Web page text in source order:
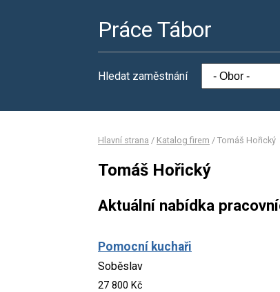
Práce Tábor
Hledat zaměstnání
Hlavní strana / Katalog firem / Tomáš Hořický
Tomáš Hořický
Aktuální nabídka
Pomocní kuchaři
Soběslav
27 800 Kč